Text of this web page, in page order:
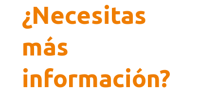
¿Necesitas
más
información?